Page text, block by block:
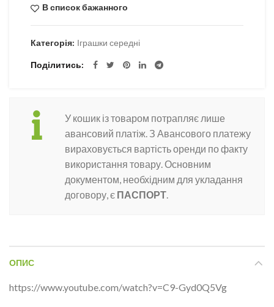
В список бажанного
Категорія: Іграшки середні
Поділитись
У кошик із товаром потрапляє лише
авансовий платіж. З Авансового платежу
вираховується вартість оренди по факту
використання товару. Основним
документом, необхідним для укладання
договору, є ПАСПОРТ
ОПИС
https://www.youtube.com/watch?v=C9-Gyd0Q5Vg